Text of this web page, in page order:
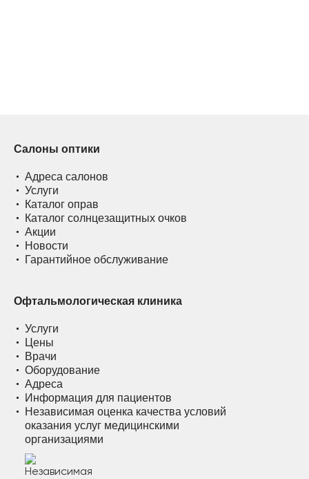
Салоны оптики
Адреса салонов
Услуги
Каталог оправ
Каталог солнцезащитных очков
Акции
Новости
Гарантийное обслуживание
Офтальмологическая клиника
Услуги
Цены
Врачи
Оборудование
Адреса
Информация для пациентов
Независимая оценка качества условий
оказания услуг медицинскими
организациями